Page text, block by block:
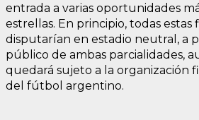
entrada a varias oportunidades
estrellas. En principio, todas estas
disputarían en estadio neutral, a
público de ambas parcialidades,
quedará sujeto a la organización
del fútbol argentino.